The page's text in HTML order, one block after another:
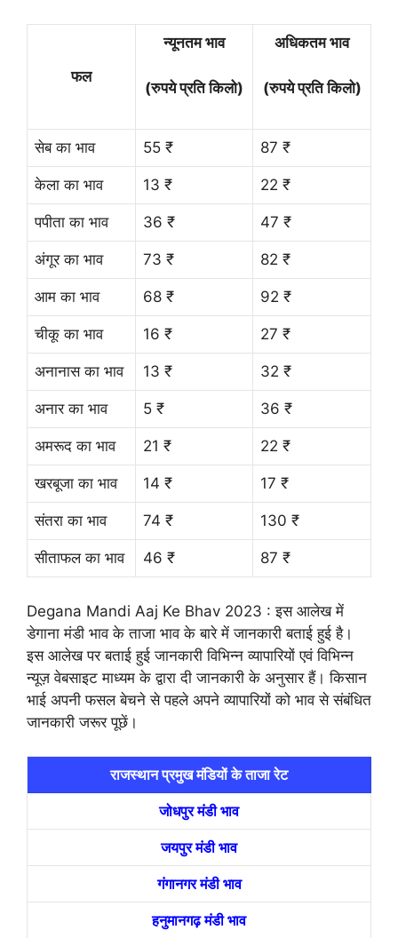
फल
न्यूनतम भाव
(रुपये प्रति किलो)
अधिकतम भाव
(रुपये प्रति किलो)
सेब का भाव 55 ₹ 87 ₹
केला का भाव 13 ₹ 22 ₹
पपीता का भाव 36 ₹ 47 ₹
अंगूर का भाव 73 ₹ 82 ₹
आम का भाव 68 ₹ 92 ₹
चीकू का भाव 16 ₹ 27 ₹
अनानास का भाव 13 ₹ 32 ₹
अनार का भाव 5 ₹ 36 ₹
अमरूद का भाव 21 ₹ 22 ₹
खरबूजा का भाव 14 ₹ 17 ₹
संतरा का भाव 74 ₹ 130 ₹
सीताफल का भाव 46 ₹ 87 ₹
Degana Mandi Aaj Ke Bhav 2023 : इस आलेख में
डेगाना मंडी भाव के ताजा भाव के बारे में जानकारी बताई हुई है।
इस आलेख पर बताई हुई जानकारी विभिन्न व्यापारियों एवं विभिन्न
न्यूज़ वेबसाइट माध्यम के द्वारा दी जानकारी के अनुसार हैं। किसान
भाई अपनी फसल बेचने से पहले अपने व्यापारियों को भाव से संबंधित
जानकारी जरूर पूछें।
राजस्थान प्रमुख मंडियों के ताजा रेट
जोधपुर मंडी भाव
जयपुर मंडी भाव
गंगानगर मंडी भाव
हनुमानगढ़ मंडी भाव